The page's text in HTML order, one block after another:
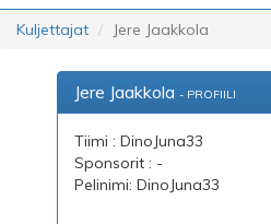
Kuljettajat Jere Jaakkola
Jere Jaakkola - PROFIILI
Tiimi : DinoJuna33
Sponsorit : -
Pelinimi: DinoJuna33